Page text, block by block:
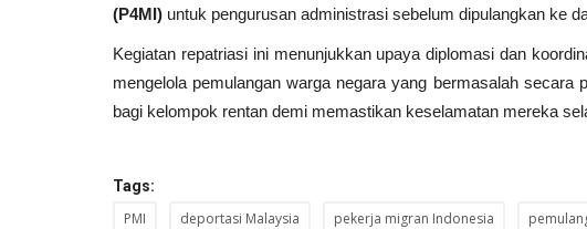
(P4MI) untuk pengurusan administrasi sebelum dipulangkan ke
Kegiatan repatriasi ini menunjukkan upaya diplomasi dan
mengelola pemulangan warga negara yang bermasalah secara
bagi kelompok rentan demi memastikan keselamatan mereka
Tags:
PMI deportasi Malaysia pekerja migran Indonesia